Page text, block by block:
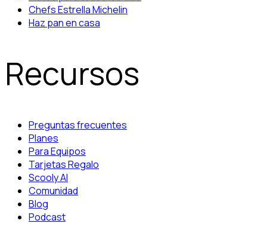
Chefs Estrella Michelin
Haz pan en casa
Recursos
Preguntas frecuentes
Planes
Para Equipos
Tarjetas Regalo
Scooly AI
Comunidad
Blog
Podcast